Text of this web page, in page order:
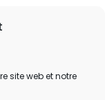
site web et notre